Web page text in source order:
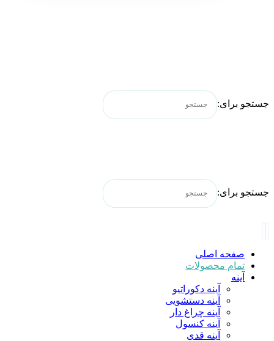
جستجو برای:
جستجو برای:
صفحه اصلی
تمام محصولات
آینه
آینه دکوراتیو
آینه دستشویی
آینه چراغ دار
آینه کنسول
آینه قدی